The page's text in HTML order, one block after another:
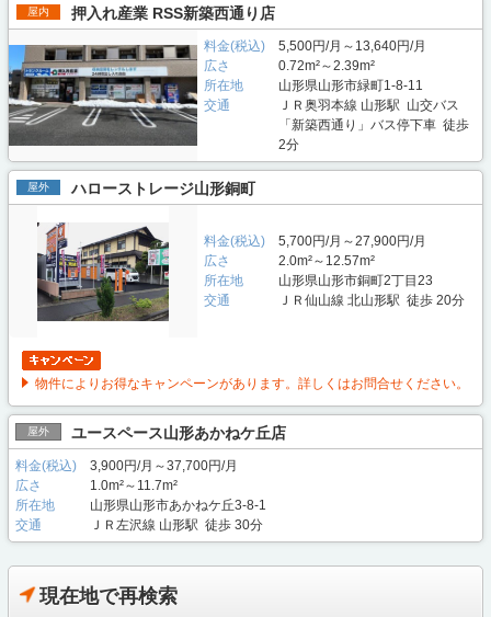
屋内 押入れ産業 RSS新築西通り店
料金(税込)
5,500円/月～13,640円/月
広さ
0.72m²～2.39m²
所在地
山形県山形市緑町1-8-11
交通
ＪＲ奥羽本線 山形駅 山交バス
「新築西通り」バス停下車 徒歩
2分
屋外 ハローストレージ山形銅町
料金(税込)
5,700円/月～27,900円/月
広さ
2.0m²～12.57m²
所在地
山形県山形市銅町2丁目23
交通
ＪＲ仙山線 北山形駅 徒歩 20分
物件によりお得なキャンペーンがあります。詳しくはお問合せください。
屋外 ユースペース山形あかねケ丘店
料金(税込)
3,900円/月～37,700円/月
広さ
1.0m²～11.7m²
所在地
山形県山形市あかねケ丘3-8-1
交通
ＪＲ左沢線 山形駅 徒歩 30分
現在地で再検索